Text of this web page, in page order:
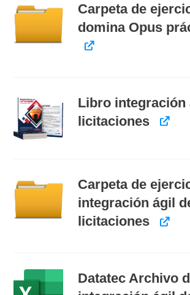
Carpeta de
domina Opus
Libro integración
licitaciones
Carpeta de
integración ágil
licitaciones
Datatec Archivo